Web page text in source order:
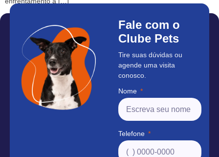
Fale com o
Clube Pets
Tire suas dúvidas ou
agende uma visita
conosco.
Nome
Telefone